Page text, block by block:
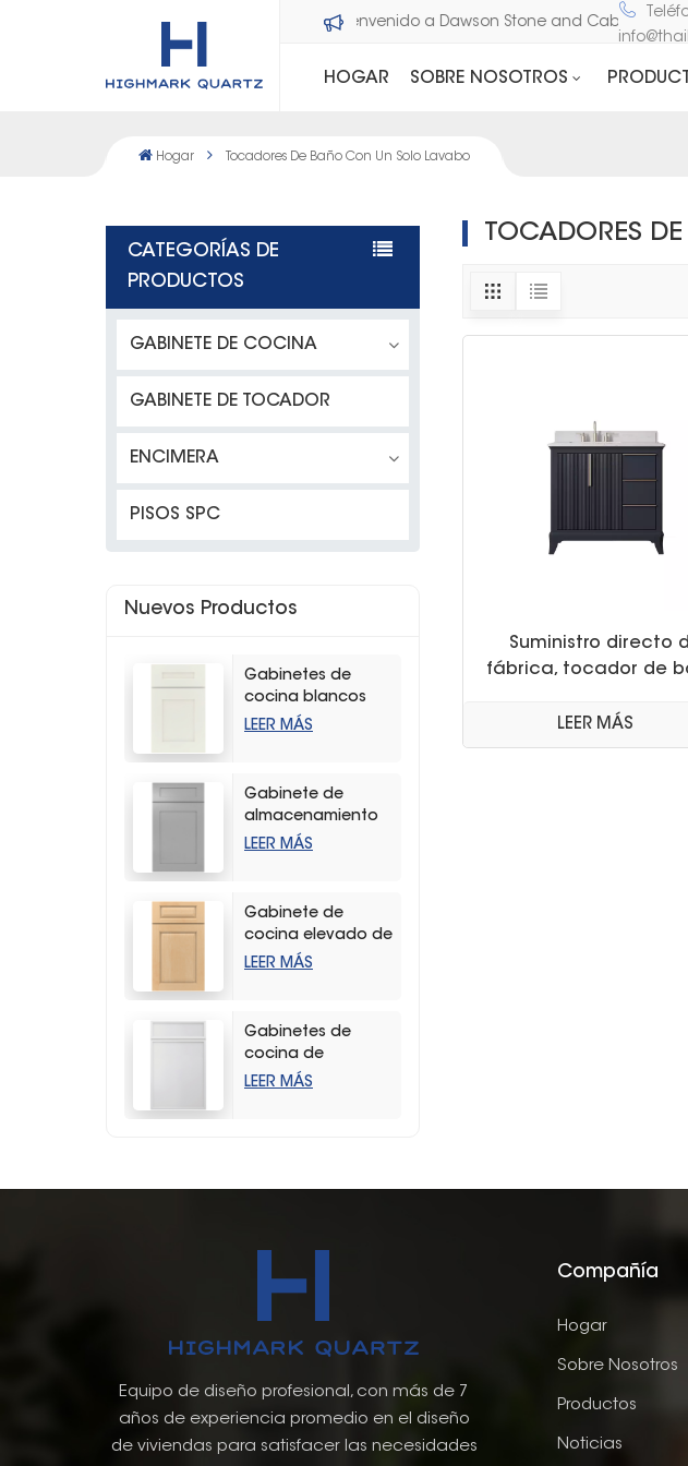
Bienvenido a Dawson Stone and Cabinet
HOGAR SOBRE NOSOTROS
Hogar Tocadores De Baño Con Un Solo Lavabo
CATEGORÍAS DE
PRODUCTOS
GABINETE DE COCINA
GABINETE DE TOCADOR
ENCIMERA
PISOS SPC
Nuevos Productos
Gabinetes de
cocina blancos
modernos con
LEER MÁS
Gabinete de
almacenamiento
de cocina con
LEER MÁS
Gabinete de
cocina elevado de
madera dura
LEER MÁS
Gabinetes de
cocina de
almacenamiento
LEER MÁS
TOCADORES
Suministro directo
fábrica, tocador de
almacenamiento
gabinete de baño
LEER MÁS
Equipo de diseño profesional, con más de 7
años de experiencia promedio en el diseño
de viviendas para satisfacer las necesidades
Compañía
Hogar
Sobre Nosotros
Productos
Noticias